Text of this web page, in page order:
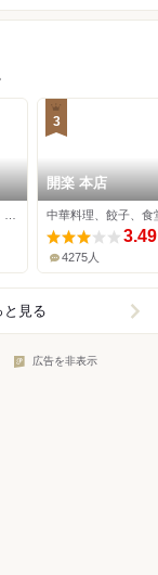
3
開楽 本店
中華料理、餃子、食
3.49
4275人
と見る
広告を非表示